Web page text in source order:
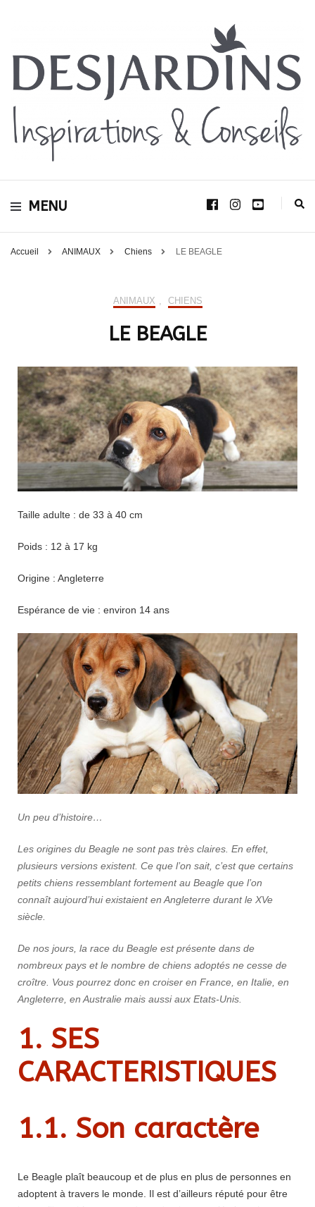
Desjardins
Inspirations &
Conseils
Avec le blog Desjardins, nous avons pour volonté de partager et de transmettre
d’aménagement d’intérieur et d’extérieur.
MENU
Accueil ANIMAUX Chiens LE BEAGLE
ANIMAUX , CHIENS
LE BEAGLE
Taille adulte : de 33 à 40 cm
Poids : 12 à 17 kg
Origine : Angleterre
Espérance de vie : environ 14 ans
Un peu d’histoire…
Les origines du Beagle ne sont pas très claires. En effet,
plusieurs versions existent. Ce que l’on sait, c’est que certains
petits chiens ressemblant fortement au Beagle que l’on
connaît aujourd’hui existaient en Angleterre durant le XVe
siècle.
De nos jours, la race du Beagle est présente dans de
nombreux pays et le nombre de chiens adoptés ne cesse de
croître. Vous pourrez donc en croiser en France, en Italie, en
Angleterre, en Australie mais aussi aux Etats-Unis.
1. SES
CARACTERISTIQUES
1.1. Son caractère
Le Beagle plaît beaucoup et de plus en plus de personnes en
adoptent à travers le monde. Il est d’ailleurs réputé pour être